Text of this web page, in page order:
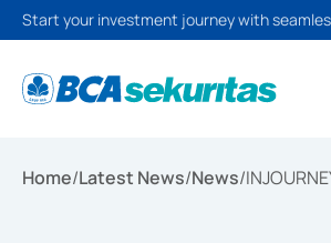
Start your investment journey with
Home/Latest News/News/